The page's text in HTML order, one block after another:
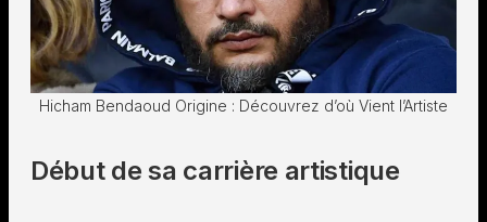
Hicham Bendaoud Origine : Découvrez d’où Vient l’Artiste
Début de sa carrière artistique